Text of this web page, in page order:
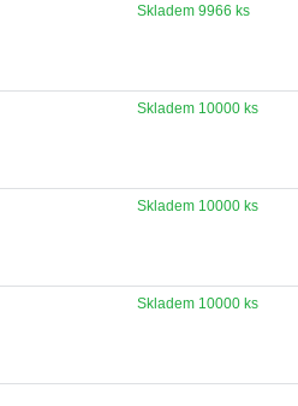
Skladem 9966 ks
Skladem 10000 ks
Skladem 10000 ks
Skladem 10000 ks